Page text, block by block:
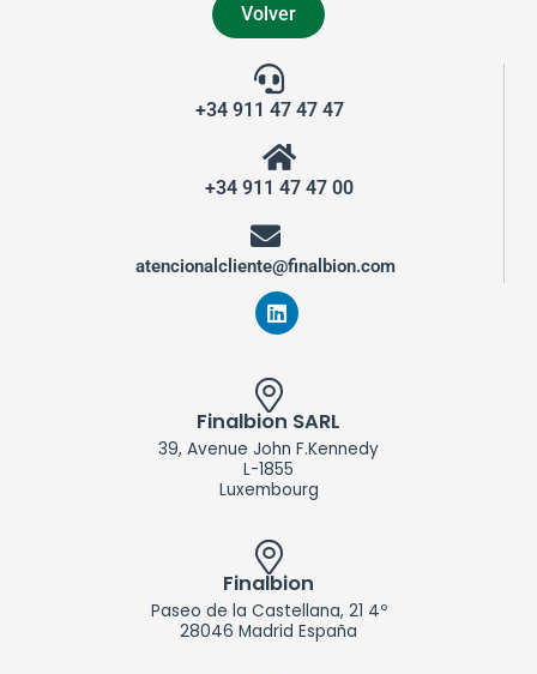
Volver
+34 911 47 47 47
+34 911 47 47 00
atencionalcliente@finalbion.com
L
i
k
e
d
n
Finalbion SARL
39, Avenue John F.Kennedy
L-1855
Luxembourg
Finalbion
Paseo de la Castellana, 21 4º
28046 Madrid España